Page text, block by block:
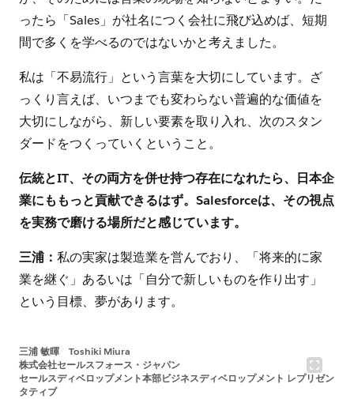
ったら「Sales」が社名につく会社に飛び込めば、短期
間で多くを学べるのではないかと考えました。
私は「不易流行」という言葉を大切にしています。ざ
っくり言えば、いつまでも変わらない普遍的な価値を
大切にしながら、新しい要素を取り入れ、次のスタン
ダードをつくっていくということ。
伝統とIT、その両方を併せ持つ存在になれたら、日本企
業にももっと貢献できるはず。Salesforceは、その視点
を実務で磨ける場所だと感じています。
三浦：私の実家は製造業を営んでおり、「将来的に家
業を継ぐ」あるいは「自分で新しいものを作り出す」
という目標、夢があります。
三浦 敏暉 Toshiki Miura
株式会社セールスフォース・ジャパン
セールスディベロップメント本部ビジネスディベロップメント レプリゼン
タティブ